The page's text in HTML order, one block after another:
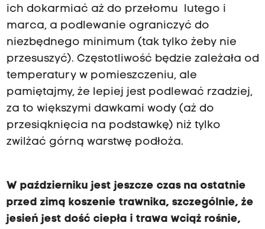
ich dokarmiać aż do przełomu lutego i
marca, a podlewanie ograniczyć do
niezbędnego minimum (tak tylko żeby nie
przesuszyć). Częstotliwość będzie zależała od
temperatury w pomieszczeniu, ale
pamiętajmy, że lepiej jest podlewać rzadziej,
za to większymi dawkami wody (aż do
przesiąknięcia na podstawkę) niż tylko
zwilżać górną warstwę podłoża.
W październiku jest jeszcze czas na ostatnie
przed zimą koszenie trawnika, szczególnie, że
jesień jest dość ciepła i trawa wciąż rośnie,